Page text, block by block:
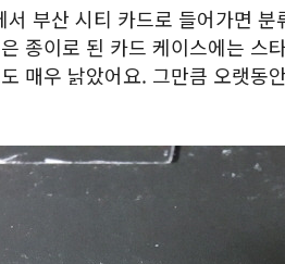
서 부산 시티 카드로 들어가면
종이로 된 카드 케이스에는 스
매우 낡았어요. 그만큼 오랫동